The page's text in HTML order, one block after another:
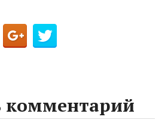
комментарий